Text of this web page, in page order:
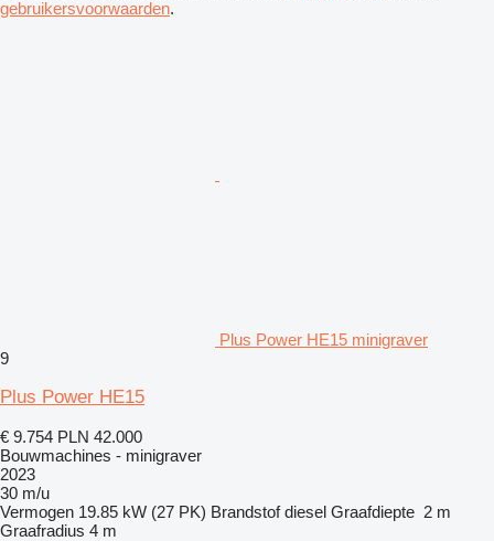
gebruikersvoorwaarden.
Plus Power HE15 minigraver
9
Plus Power HE15
€ 9.754 PLN 42.000
Bouwmachines - minigraver
2023
30 m/u
Vermogen 19.85 kW (27 PK) Brandstof diesel Graafdiepte 2 m
Graafradius 4 m